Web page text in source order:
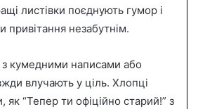
листівки поєднують гумор і
привітання незабутнім.
кумедними написами або
влучають у ціль. Хлопці
як “Тепер ти офіційно старий!” з